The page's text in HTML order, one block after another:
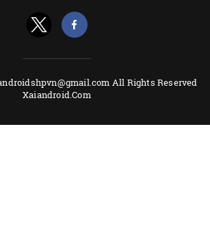
All Rights Reserved
Xaiandroid.Com